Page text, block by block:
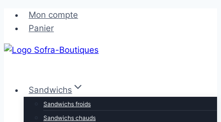
Aller
contenu
Aller
contenu
Mon compte
Panier
Sandwichs
Sandwichs froids
Sandwichs chauds